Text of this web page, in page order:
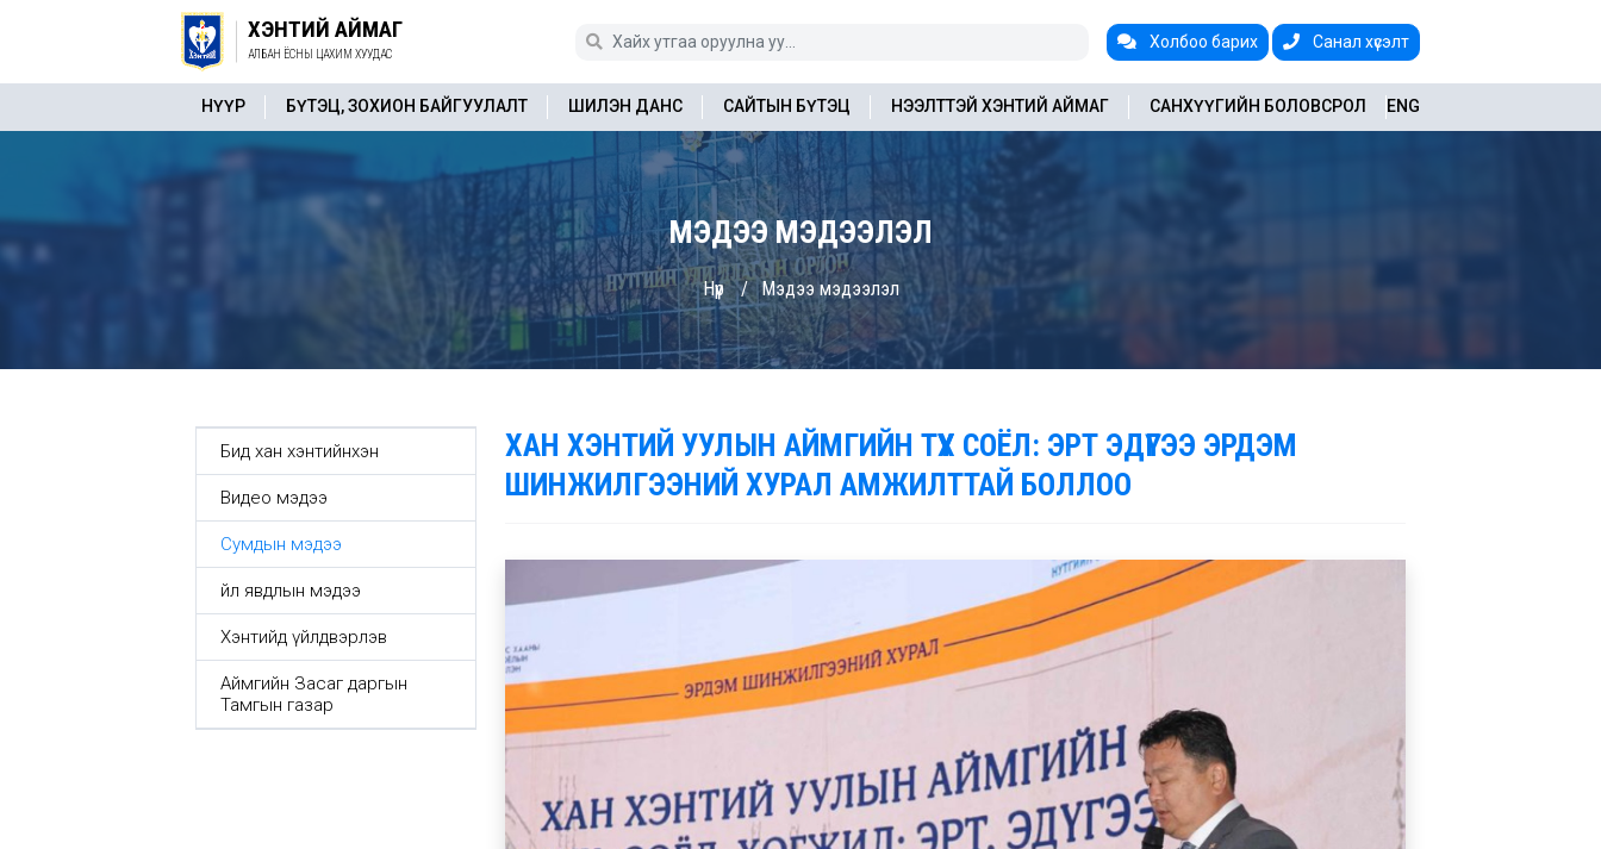
Холбоо барих Санал хүсэлт
ХЭНТИЙ АЙМАГ
АЛБАН ЁСНЫ ЦАХИМ ХУУДАС
ENG
НҮҮР БҮТЭЦ, ЗОХИОН БАЙГУУЛАЛТ ШИЛЭН ДАНС САЙТЫН БҮТЭЦ НЭЭЛТТЭЙ ХЭНТИЙ АЙМАГ САНХҮҮГИЙН БОЛОВСРОЛ
МЭДЭЭ МЭДЭЭЛЭЛ
Нүүр Мэдээ мэдээлэл
Бид хан хэнтийнхэн
Видео мэдээ
Сумдын мэдээ
Үйл явдлын мэдээ
Хэнтийд үйлдвэрлэв
Аймгийн Засаг даргын
Тамгын газар
ХАН ХЭНТИЙ УУЛЫН АЙМГИЙН ТҮҮХ СОЁЛ: ЭРТ ЭДҮГЭЭ ЭРДЭМ
ШИНЖИЛГЭЭНИЙ ХУРАЛ АМЖИЛТТАЙ БОЛЛОО